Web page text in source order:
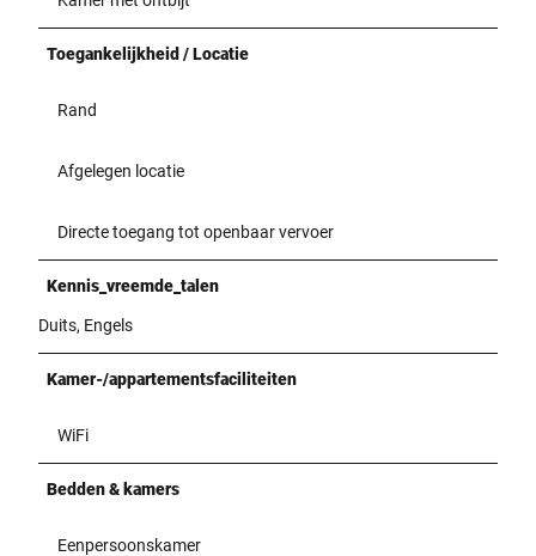
Toegankelijkheid / Locatie
Rand
Afgelegen locatie
Directe toegang tot openbaar vervoer
Kennis_vreemde_talen
Duits, Engels
Kamer-/appartementsfaciliteiten
WiFi
Bedden & kamers
Eenpersoonskamer